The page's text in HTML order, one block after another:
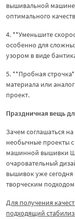
вышивальной машине
оптимального
4. **Уменьшите
особенно для
узором в виде
5. **Пробная
материала или
проект.
Праздничная вещь
Зачем соглашаться
необычные проекты
машинной вышивки
очаровательный
вышивок уже
творческим
Для получения
подходящий